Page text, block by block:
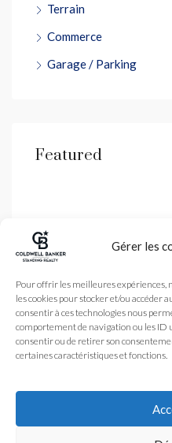
Gérer les
Pour offrir les meilleures expériences,
les cookies pour stocker et/ou accéder
consentir à ces technologies nous
comportement de navigation ou les ID
consentir ou de retirer son
certaines caractéristiques et fonctions.
Terrain
Commerce
Garage / Parking
Featured
L’Agence
Actualité